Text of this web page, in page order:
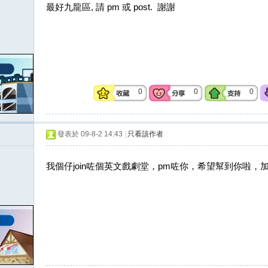
最好九龍區, 請 pm 或 post. 謝謝
0 0 0
發表於 09-8-2 14:43 只看該作者
我個仔join咗個英文戲劇堂，pm咗你，希望幫到你啦，